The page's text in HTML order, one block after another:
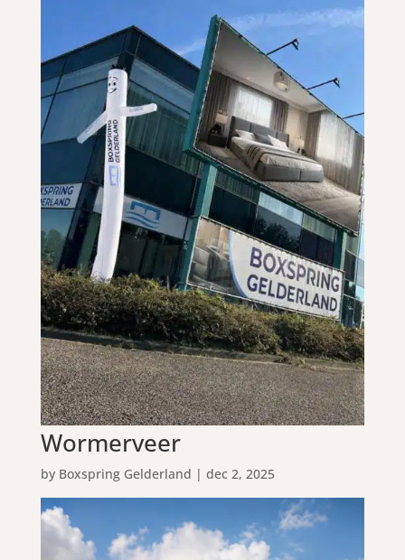
Wormerveer
by Boxspring Gelderland | dec 2, 2025